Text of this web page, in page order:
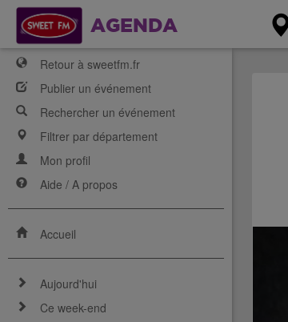
AGENDA
Retour à sweetfm.fr
Publier un événement
Rechercher un événement
Filtrer par département
Mon profil
Aide / A propos
Accueil
Aujourd'hui
Ce week-end